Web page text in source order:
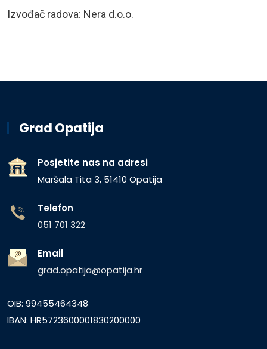
Izvođač radova: Nera d.o.o.
Grad Opatija
Posjetite nas na adresi
Maršala Tita 3, 51410 Opatija
Telefon
051 701 322
Email
grad.opatija@opatija.hr
OIB: 99455464348
IBAN: HR5723600001830200000